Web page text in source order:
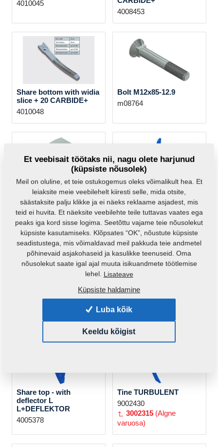
4010045
4008453
Share bottom with widia
slice + 20 CARBIDE+
4010048
Bolt M12x85-12.9
m08764
Nut M12-10.9
m10439
Share top - R P
3002396
deflector R
P+DEFLEKTOR
4005379
Share top - with
deflector L
L+DEFLEKTOR
4005378
Tine TURBULENT
9002430
3002315 (Algne
varuosa)
Et veebisait töötaks nii, nagu olete harjunud
(küpsiste nõusolek)
Meil on oluline, et teie ostukogemus oleks võimalikult hea. Et
leiaksite meie veebilehelt kiiresti selle, mida otsite,
säästaksite palju klikke ja ei näeks reklaame asjadest, mis
teid ei huvita. Et näeksite veebilehte teile tuttavas vaates ega
peaks iga kord sisse logima. Seetõttu vajame teie nõusolekut
küpsiste kasutamiseks. Klõpsates “OK”, nõustute küpsiste
seadistustega, mis võimaldavad meil pakkuda teie andmetel
põhinevaid asjakohaseid ja kasulikke teenuseid. Oma
nõusolekut saate igal ajal muuta isikuandmete töötlemise
lehel. Lisateave
Küpsiste haldamine
Luba kõik
Keeldu kõigist